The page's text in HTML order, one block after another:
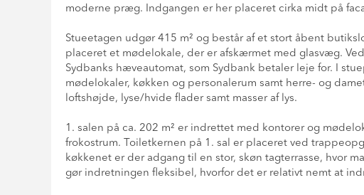
moderne præg. Indgangen er her placeret cirka midt på
Stueetagen udgør 415 m² og består af et stort åbent
placeret et mødelokale, der er afskærmet med glasvæg.
Sydbanks hæveautomat, som Sydbank betaler leje for. I
mødelokaler, køkken og personalerum samt herre- og
loftshøjde, lyse/hvide flader samt masser af lys.
1. salen på ca. 202 m² er indrettet med kontorer og
frokostrum. Toiletkernen på 1. sal er placeret ved
køkkenet er der adgang til en stor, skøn tagterrasse, hvor
gør indretningen fleksibel, hvorfor det er relativt nemt at